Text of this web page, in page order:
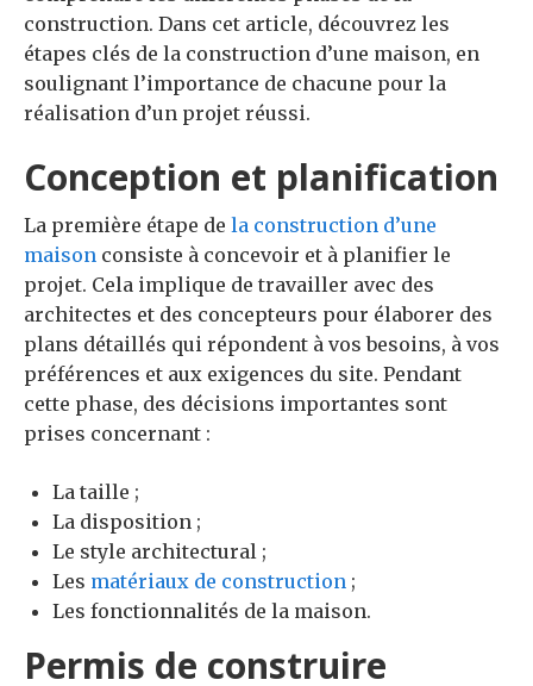
construction. Dans cet article, découvrez les
étapes clés de la construction d’une maison, en
soulignant l’importance de chacune pour la
réalisation d’un projet réussi.
Conception et planification
La première étape de la construction d’une
maison consiste à concevoir et à planifier le
projet. Cela implique de travailler avec des
architectes et des concepteurs pour élaborer des
plans détaillés qui répondent à vos besoins, à vos
préférences et aux exigences du site. Pendant
cette phase, des décisions importantes sont
prises concernant :
La taille ;
La disposition ;
Le style architectural ;
Les matériaux de construction ;
Les fonctionnalités de la maison.
Permis de construire